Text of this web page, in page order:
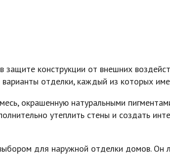
конструкции от внешних
отделки, каждый из которых
окрашенную натуральными
утеплить стены и создать
для наружной отделки домов. Он